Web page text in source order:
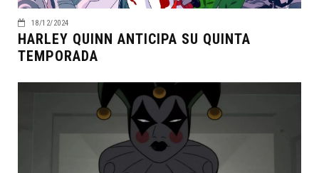
18/12/2024
HARLEY QUINN ANTICIPA SU QUINTA
TEMPORADA